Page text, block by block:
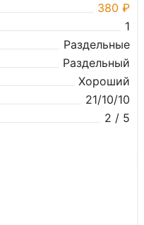
380 ₽
1
Раздельные
Раздельный
Хороший
21/10/10
2 / 5